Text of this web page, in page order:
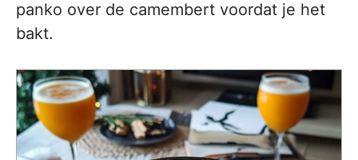
panko over de camembert voordat je het
bakt.